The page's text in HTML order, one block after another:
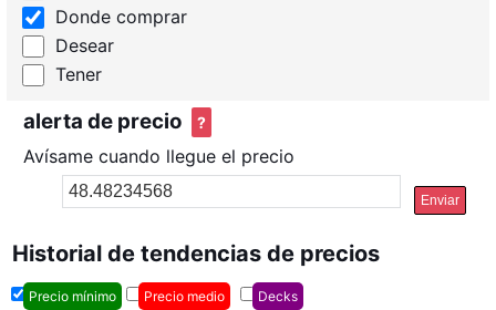
Donde comprar
Desear
Tener
alerta de precio ?
Avísame cuando llegue el precio
Enviar
Historial de tendencias de precios
Precio mínimo Precio medio Decks